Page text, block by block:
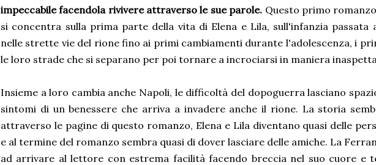
impeccabile facendola rivivere attraverso le sue parole. Questo primo
si concentra sulla prima parte della vita di Elena e Lila, sull'infanzia passata
nelle strette vie del rione fino ai primi cambiamenti durante l'adolescenza, i
le loro strade che si separano per poi tornare a incrociarsi in maniera
Insieme a loro cambia anche Napoli, le difficoltà del dopoguerra lasciano
sintomi di un benessere che arriva a invadere anche il rione. La storia
attraverso le pagine di questo romanzo, Elena e Lila diventano quasi delle
e al termine del romanzo sembra quasi di dover lasciare delle amiche. La
ad arrivare al lettore con estrema facilità facendo breccia nel suo cuore e